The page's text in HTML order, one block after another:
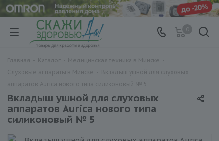
Вкладыш ушной для слуховых
аппаратов Aurica нового типа
силиконовый № 5